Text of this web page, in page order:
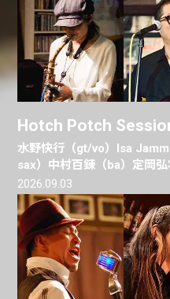
Hotch Potch
水野快行（gt/vo）Isa
sax）中村百錬（ba）定岡弘
2026.09.03